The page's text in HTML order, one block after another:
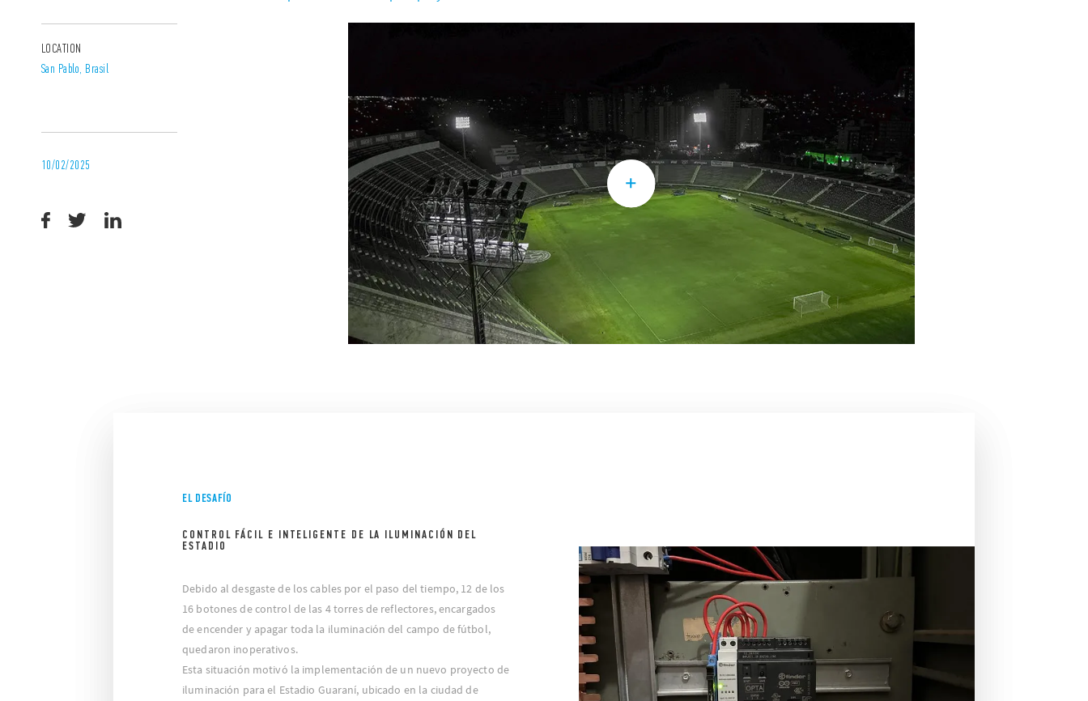
LOCATION
San Pablo, Brasil
10/02/2025
EL DESAFÍO
CONTROL FÁCIL E INTELIGENTE DE LA ILUMINACIÓN DEL
ESTADIO
Debido al desgaste de los cables por el paso del tiempo, 12 de los
16 botones de control de las 4 torres de reflectores, encargados
de encender y apagar toda la iluminación del campo de fútbol,
quedaron inoperativos.
Esta situación motivó la implementación de un nuevo proyecto de
iluminación para el Estadio Guaraní, ubicado en la ciudad de